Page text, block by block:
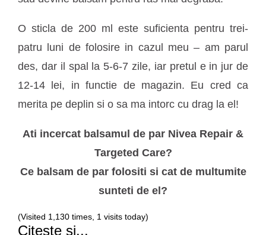
O sticla de 200 ml este suficienta pentru trei-
patru luni de folosire in cazul meu – am parul
des, dar il spal la 5-6-7 zile, iar pretul e in jur de
12-14 lei, in functie de magazin. Eu cred ca
merita pe deplin si o sa ma intorc cu drag la el!
Ati incercat balsamul de par Nivea Repair &
Targeted Care?
Ce balsam de par folositi si cat de multumite
sunteti de el?
(Visited 1,130 times, 1 visits today)
Citeste si...